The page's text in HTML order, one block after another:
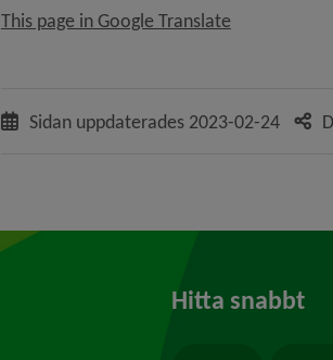
This page in Google TranslateLänk till
Sidan uppdaterades 2023-02-24
Hitta snabbt